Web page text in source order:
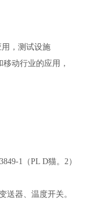
，测试设施
动行业的应用，
1（PL D猫。2）
送器、温度开关。